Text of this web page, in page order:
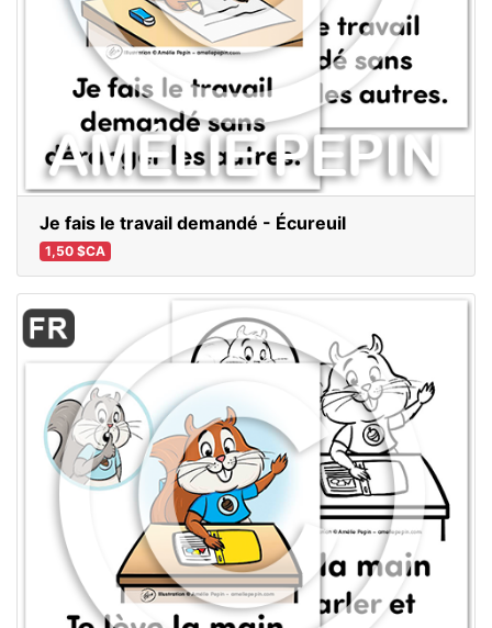
Je fais le travail demandé - Écureuil
1,50 $CA